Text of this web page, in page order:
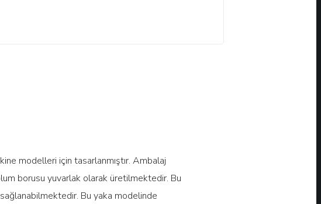
modelleri için tasarlanmıştır. Ambalaj
borusu yuvarlak olarak üretilmektedir. Bu
sağlanabilmektedir. Bu yaka modelinde